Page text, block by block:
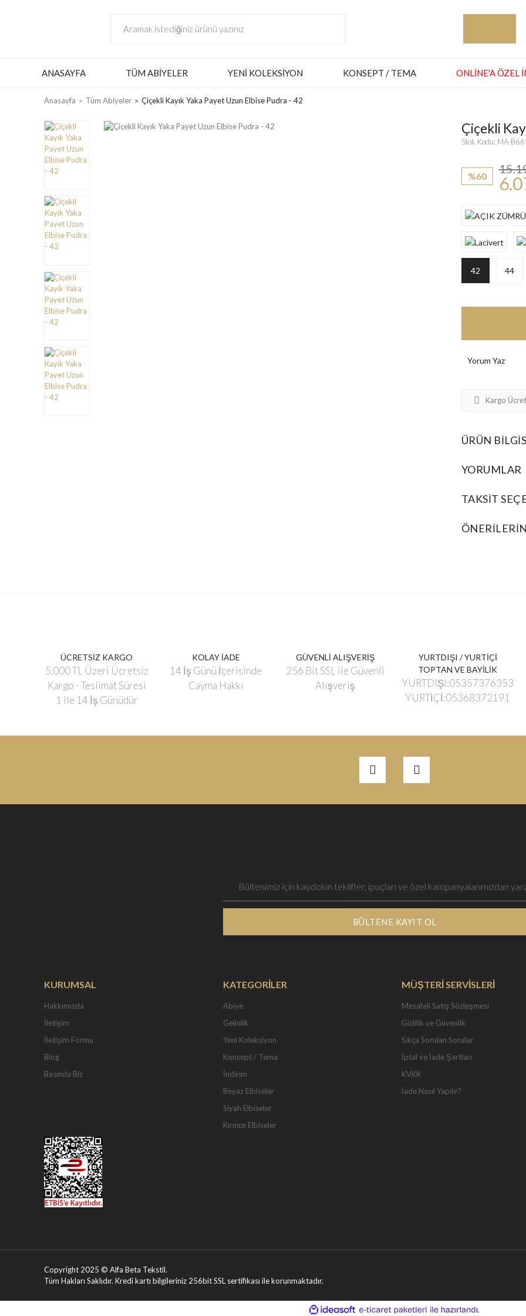
ANASAYFA TÜM ABIYELER YENI KOLEKSIYON KONSEPT / TEMA ONLINE'A ÖZEL
Anasayfa Tüm Abiyeler Çiçekli Kayık Yaka Payet Uzun Elbise Pudra - 42
Çiçekli
Stok Kodu: MA-
%60
42 44
Yorum Yaz
Kargo
ÜRÜN
YORUMLAR
TAKSIT
ÜCRETSİZ KARGO
5.000 TL Üzeri Ücretsiz
Kargo - Teslimat Süresi
1 ile 14 İş Günüdür
KOLAY İADE
14 İş Günü İçerisinde
Cayma Hakkı
GÜVENLİ ALIŞVERİŞ
256 Bit SSL ile Güvenli
Alışveriş
YURTDIŞI / YURTİÇİ
TOPTAN VE BAYİLİK
YURTDIŞI:05357376353
YURTİÇİ:05368372191
BÜLTENE KAYIT OL
KURUMSAL
Hakkımızda
İletişim
İletişim Formu
Blog
Basında Biz
KATEGORİLER
Abiye
Gelinlik
Yeni Koleksiyon
Konsept / Tema
İndirim
Beyaz Elbiseler
Siyah Elbiseler
Kırmızı Elbiseler
MÜŞTERİ SERVİSLERİ
Mesafeli Satış Sözleşmesi
Gizlilik ve Güvenlik
Sıkça Sorulan Sorular
İptal ve İade Şartları
KVKK
İade Nasıl Yapılır?
Copyright 2025 © Alfa Beta Tekstil.
Tüm Hakları Saklıdır. Kredi kartı bilgileriniz 256bit SSL sertifikası ile korunmaktadır.
ideasoft e-